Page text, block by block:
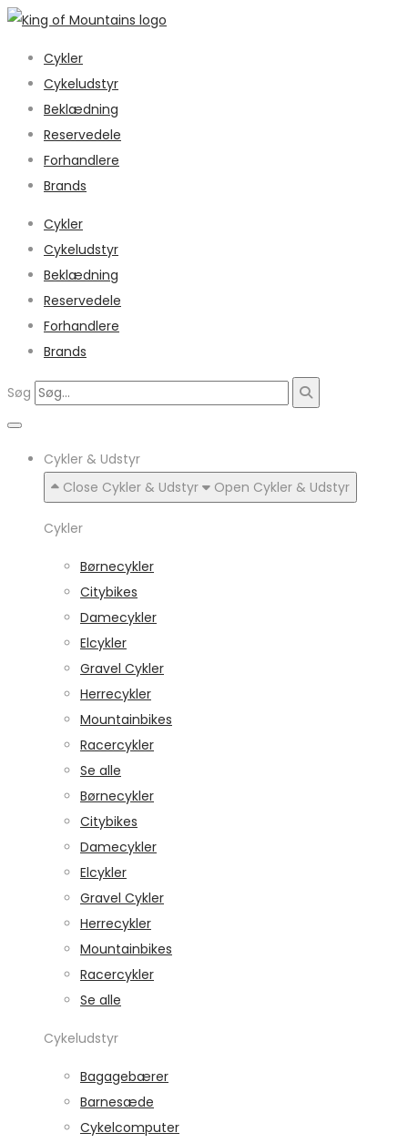
Cykler
Cykeludstyr
Beklædning
Reservedele
Forhandlere
Brands
Cykler
Cykeludstyr
Beklædning
Reservedele
Forhandlere
Brands
Søg
Cykler & Udstyr
Close Cykler & Udstyr
Open Cykler & Udstyr
Cykler
Børnecykler
Citybikes
Damecykler
Elcykler
Gravel Cykler
Herrecykler
Mountainbikes
Racercykler
Se alle
Børnecykler
Citybikes
Damecykler
Elcykler
Gravel Cykler
Herrecykler
Mountainbikes
Racercykler
Se alle
Cykeludstyr
Bagagebærer
Barnesæde
Cykelcomputer